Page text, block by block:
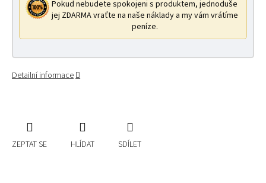
Pokud nebudete spokojeni s produktem, jednoduše
jej ZDARMA vraťte na naše náklady a my vám vrátíme
peníze.
Detailní informace
ZEPTAT SE HLÍDAT SDÍLET